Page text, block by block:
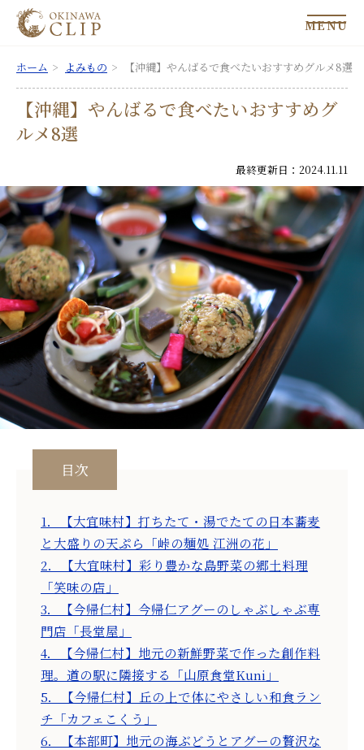
MENU
ホーム よみもの 【沖縄】やんばるで食べたいおすすめグルメ8選
【沖縄】やんばるで食べたいおすすめグ
ルメ8選
最終更新日：2024.11.11
目次
1．【大宜味村】打ちたて・湯でたての日本蕎麦
と大盛りの天ぷら「峠の麺処 江洲の花」
2．【大宜味村】彩り豊かな島野菜の郷土料理
「笑味の店」
3．【今帰仁村】今帰仁アグーのしゃぶしゃぶ専
門店「長堂屋」
4．【今帰仁村】地元の新鮮野菜で作った創作料
理。道の駅に隣接する「山原食堂Kuni」
5．【今帰仁村】丘の上で体にやさしい和食ラン
チ「カフェこくう」
6．【本部町】地元の海ぶどうとアグーの贅沢な